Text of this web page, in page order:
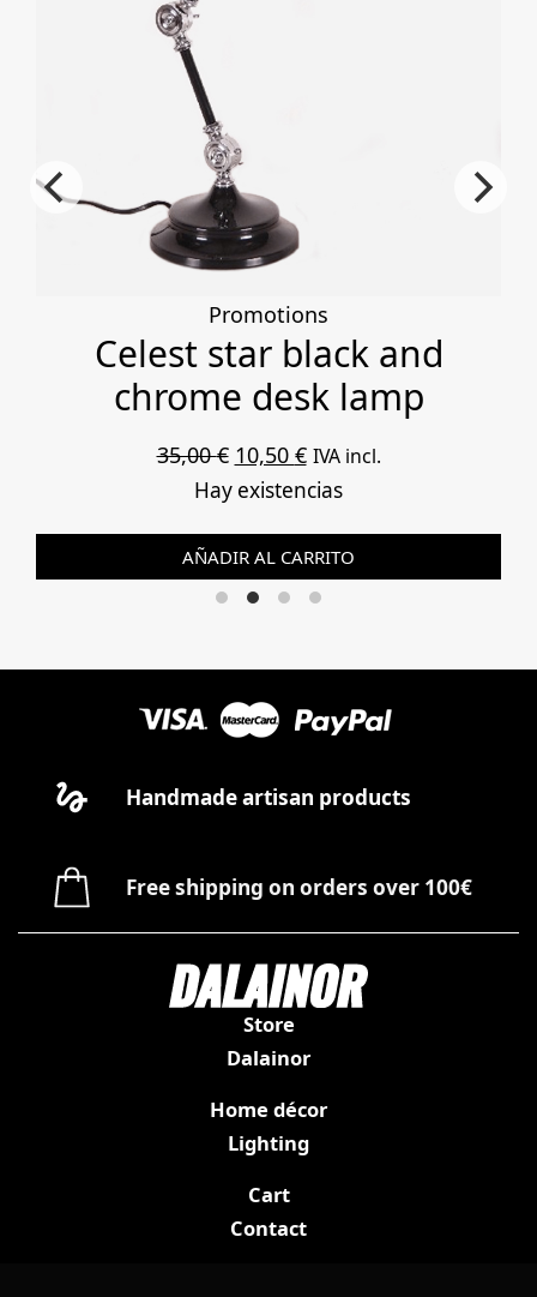
Promotions
Celest star black and
chrome desk lamp
35,00€ El
precio
era:
35,00 €.
10,50 €El
precio
es:
10,50 €.
IVA incl.
Hay existencias
AÑADIR AL CARRITO
Handmade artisan products
Free shipping on orders over 100€
Store
Dalainor
Home décor
Lighting
Cart
Contact